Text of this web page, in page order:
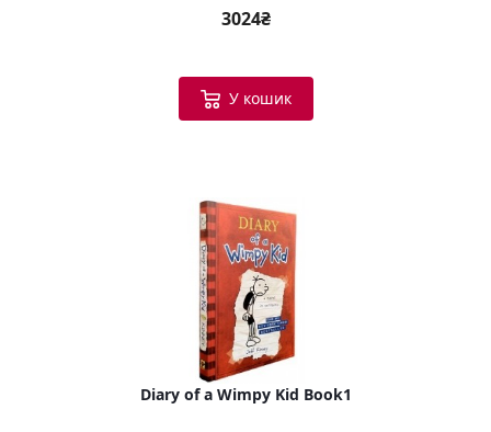
3024₴
У кошик
Diary of a Wimpy Kid Book1